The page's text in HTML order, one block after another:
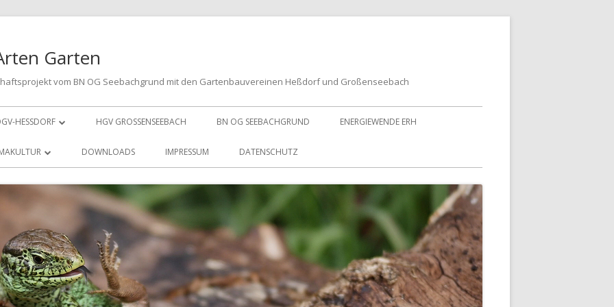
Garten
vom BN OG Seebachgrund mit den Gartenbauvereinen Heßdorf und Großenseebach
HESSDORF
VORSTAND
HGV GROSSENSEEBACH BN OG SEEBACHGRUND ENERGIEWENDE ERH
PUFFERZONE
HOTSPOTS
ERTRAGSZONE
DOWNLOADS IMPRESSUM DATENSCHUTZ